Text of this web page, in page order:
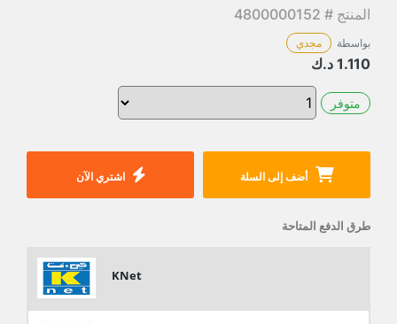
المنتج # 4800000152
بواسطة مجدي
1.110 د.ك
متوفر
أضف إلى السلة اشتري الآن
طرق الدفع المتاحة
KNet